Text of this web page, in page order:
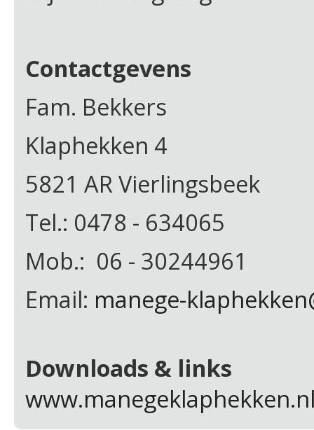
Contactgevens
Fam. Bekkers
Klaphekken 4
5821 AR Vierlingsbeek
Tel.: 0478 - 634065
Mob.: 06 - 30244961
Email: manege-
Downloads & links